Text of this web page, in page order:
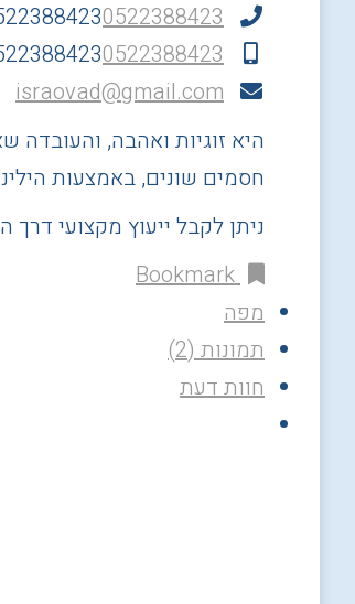
0522388423
0522388423
israovad@gmail.com
היא זוגיות ואהבה, והעובדה
חסמים שונים, באמצעות
ניתן לקבל ייעוץ מקצועי דרך
Bookmark
מפה
תמונות (2)
חוות דעת